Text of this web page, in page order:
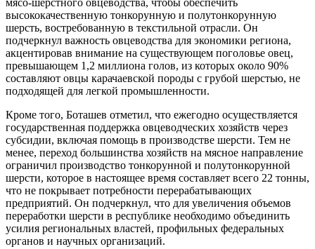
мясо-шерстного овцеводства, чтобы обеспечить
высококачественную тонкорунную и полутонкорунную
шерсть, востребованную в текстильной отрасли. Он
подчеркнул важность овцеводства для экономики региона,
акцентировав внимание на существующем поголовье овец,
превышающем 1,2 миллиона голов, из которых около 90%
составляют овцы карачаевской породы с грубой шерстью, не
подходящей для легкой промышленности.
Кроме того, Боташев отметил, что ежегодно осуществляется
государственная поддержка овцеводческих хозяйств через
субсидии, включая помощь в производстве шерсти. Тем не
менее, переход большинства хозяйств на мясное направление
ограничил производство тонкорунной и полутонкорунной
шерсти, которое в настоящее время составляет всего 22 тонны,
что не покрывает потребности перерабатывающих
предприятий. Он подчеркнул, что для увеличения объемов
переработки шерсти в республике необходимо объединить
усилия региональных властей, профильных федеральных
органов и научных организаций.